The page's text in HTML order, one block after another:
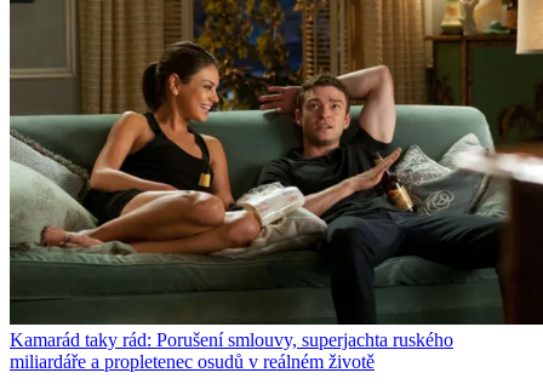
Kamarád taky rád: Porušení smlouvy, superjachta ruského
miliardáře a propletenec osudů v reálném životě